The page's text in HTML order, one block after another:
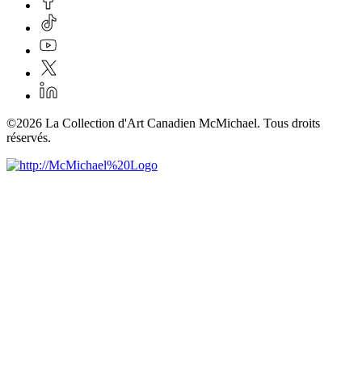
©2026 La Collection d'Art Canadien McMichael. Tous droits
réservés.